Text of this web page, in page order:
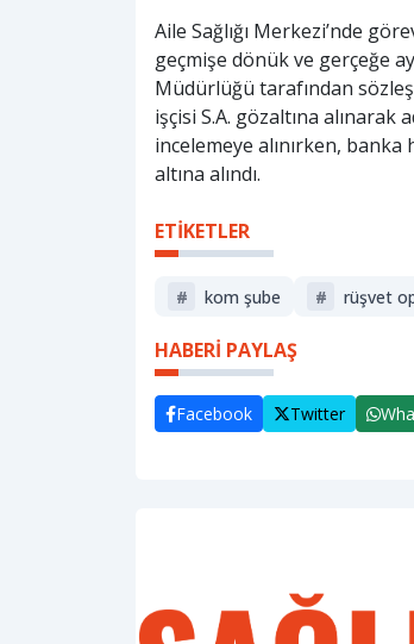
Aile Sağlığı Merkezi’nde
geçmişe dönük ve gerçeğe
Müdürlüğü tarafından
işçisi S.A. gözaltına
incelemeye alınırken,
altına alındı.
ETİKETLER
# kom şube # rüşvet
HABERİ PAYLAŞ
Facebook Twitter